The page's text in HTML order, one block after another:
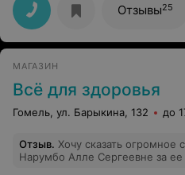
Отзывы25
МАГАЗИН
Всё для здоровья
Гомель, ул. Барыкина, 132 до
Отзыв. Хочу сказать огромное
Нарумбо Алле Сергеевне за